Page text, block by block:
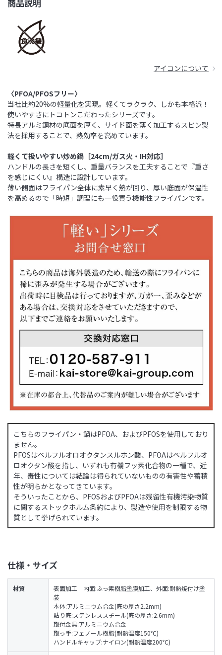
商品説明
アイコンについて
〈PFOA/PFOSフリー〉
当社比約20%の軽量化を実現。軽くてラクラク、しかも本格派！
使いやすさにトコトンこだわったシリーズです。
特長アルミ鋼材の底面を厚く、サイド面を薄く加工するスピン製
法を採用することで、熱効率を高めています。
軽くて扱いやすい炒め鍋［24cm/ガス火・IH対応］
ハンドルの長さを短くし、重量バランスを工夫することで『重さ
を感じにくい』構造に設計しています。
薄い側面はフライパン全体に素早く熱が回り、厚い底面が保温性
を高めるので「時短」調理にも一役買う機能性フライパンです。
こちらのフライパン・鍋はPFOA、およびPFOSを使用しており
ません。
PFOSはペルフルオロオクタンスルホン酸、PFOAはペルフルオ
ロオクタン酸を指し、いずれも有機フッ素化合物の一種で、近
年、毒性については結論は得られていないものの有害性や蓄積
性が明らかとなってきています。
そういったことから、PFOSおよびPFOAは残留性有機汚染物質
に関するストックホルム条約により、製造や使用を制限する物
質として挙げられています。
仕様・サイズ
材質
表面加工 内面:ふっ素樹脂塗膜加工、外面:耐熱焼付け塗
装
本体:アルミニウム合金(底の厚さ2.2mm)
貼り底:ステンレススチール(底の厚さ:2.6mm)
取付金具:アルミニウム合金
取っ手:フェノール樹脂(耐熱温度150℃)
ハンドルキャップ:ナイロン(耐熱温度200℃)